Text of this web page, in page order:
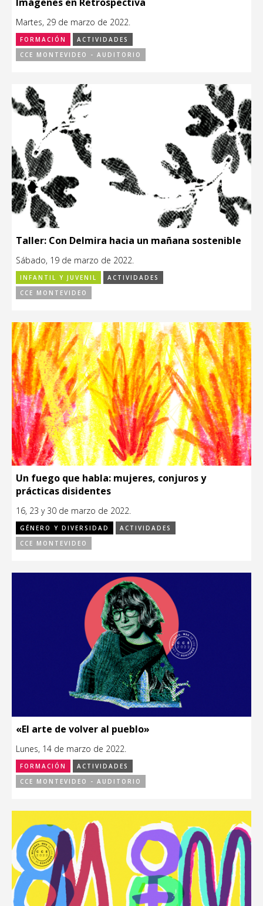
Martes, 29 de marzo de 2022.
FORMACIÓN
ACTIVIDADES
CCE MONTEVIDEO - AUDITORIO
Taller: Con Delmira hacia un mañana sostenible
Sábado, 19 de marzo de 2022.
INFANTIL Y JUVENIL
ACTIVIDADES
CCE MONTEVIDEO
Un fuego que habla: mujeres, conjuros y
prácticas disidentes
16, 23 y 30 de marzo de 2022.
GÉNERO Y DIVERSIDAD
ACTIVIDADES
CCE MONTEVIDEO
«El arte de volver al pueblo»
Lunes, 14 de marzo de 2022.
FORMACIÓN
ACTIVIDADES
CCE MONTEVIDEO - AUDITORIO